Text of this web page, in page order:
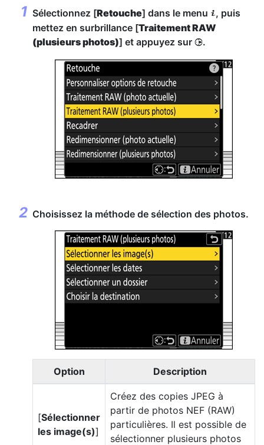
Sélectionnez [Retouche] dans le menu i, puis
mettez en surbrillance [Traitement RAW
(plusieurs photos)] et appuyez sur 2.
Choisissez la méthode de sélection des photos.
Option Description
[Sélectionner
les image(s)]
Créez des copies JPEG à
partir de photos NEF (RAW)
particulières. Il est possible de
sélectionner plusieurs photos